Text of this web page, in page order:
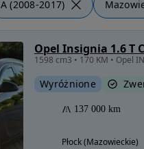
A (2008-2017)
Opel Insignia 1.6 T
1598 cm3 • 170 KM • Opel
Wyróżnione
137 000 km
Płock (Mazowieckie)